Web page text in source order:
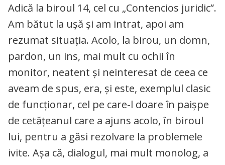
Adică la biroul 14, cel cu „Contencios juridic”.
Am bătut la ușă și am intrat, apoi am
rezumat situația. Acolo, la birou, un domn,
pardon, un ins, mai mult cu ochii în
monitor, neatent și neinteresat de ceea ce
aveam de spus, era, și este, exemplul clasic
de funcționar, cel pe care-l doare în paișpe
de cetățeanul care a ajuns acolo, în biroul
lui, pentru a găsi rezolvare la problemele
ivite. Așa că, dialogul, mai mult monolog, a